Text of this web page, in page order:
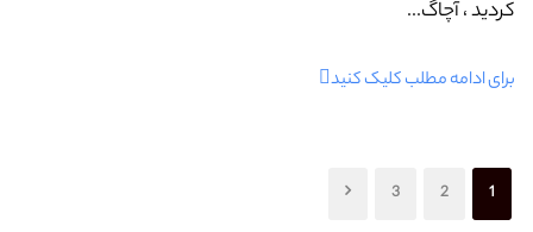
کردید ، آچاگ...
برای ادامه مطلب کلیک کنید
1
2
3